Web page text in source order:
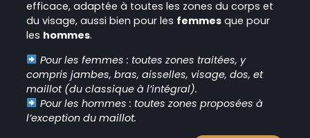
efficace, adaptée à toutes les zones du corps et
du visage, aussi bien pour les femmes que pour
les hommes.
Pour les femmes : toutes zones traitées, y
compris jambes, bras, aisselles, visage, dos, et
maillot (du classique à l’intégral).
Pour les hommes : toutes zones proposées à
l’exception du maillot.